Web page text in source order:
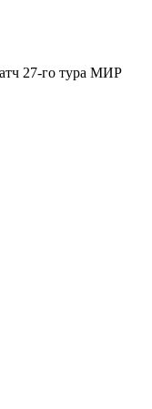
27‑го тура МИР